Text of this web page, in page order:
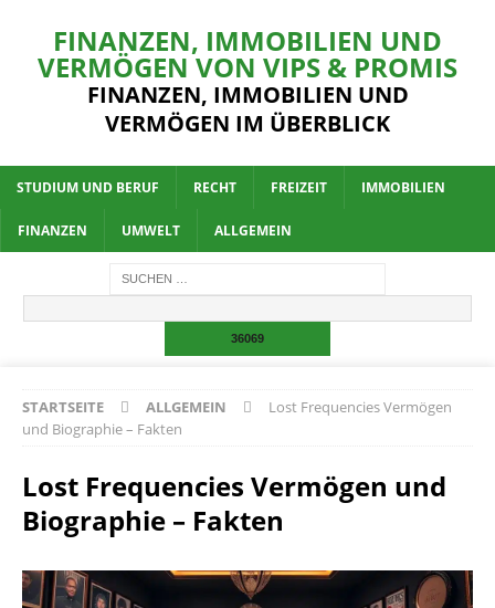
FINANZEN, IMMOBILIEN UND
VERMÖGEN VON VIPS & PROMIS
FINANZEN, IMMOBILIEN UND
VERMÖGEN IM ÜBERBLICK
STUDIUM UND BERUF RECHT FREIZEIT IMMOBILIEN
FINANZEN UMWELT ALLGEMEIN
STARTSEITE ALLGEMEIN
Lost Frequencies Vermögen
und Biographie – Fakten
Lost Frequencies Vermögen und
Biographie – Fakten